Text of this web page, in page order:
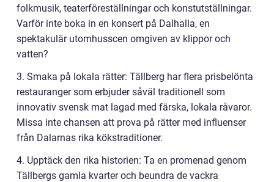
folkmusik, teaterföreställningar och konstutställningar.
Varför inte boka in en konsert på Dalhalla, en
spektakulär utomhusscen omgiven av klippor och
vatten?
3. Smaka på lokala rätter: Tällberg har flera prisbelönta
restauranger som erbjuder såväl traditionell som
innovativ svensk mat lagad med färska, lokala råvaror.
Missa inte chansen att prova på rätter med influenser
från Dalarnas rika kökstraditioner.
4. Upptäck den rika historien: Ta en promenad genom
Tällbergs gamla kvarter och beundra de vackra